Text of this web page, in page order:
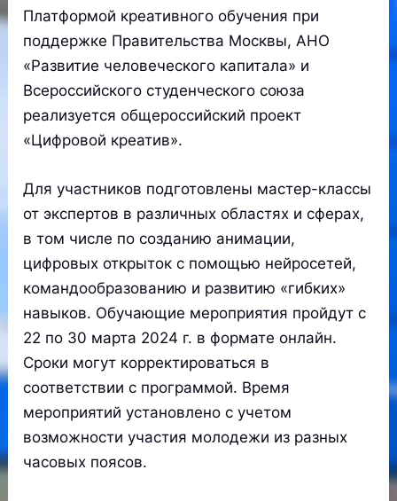
Платформой креативного обучения при
поддержке Правительства Москвы, АНО
«Развитие человеческого капитала» и
Всероссийского студенческого союза
реализуется общероссийский проект
«Цифровой креатив».
Для участников подготовлены мастер-классы
от экспертов в различных областях и сферах,
в том числе по созданию анимации,
цифровых открыток с помощью нейросетей,
командообразованию и развитию «гибких»
навыков. Обучающие мероприятия пройдут с
22 по 30 марта 2024 г. в формате онлайн.
Сроки могут корректироваться в
соответствии с программой. Время
мероприятий установлено с учетом
возможности участия молодежи из разных
часовых поясов.